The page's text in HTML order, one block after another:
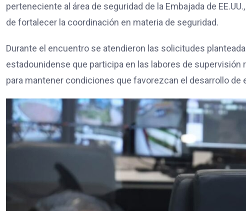
perteneciente al área de seguridad de la Embajada de
de fortalecer la coordinación en materia de seguridad.
Durante el encuentro se atendieron las solicitudes
estadounidense que participa en las labores de
para mantener condiciones que favorezcan el desarrollo de